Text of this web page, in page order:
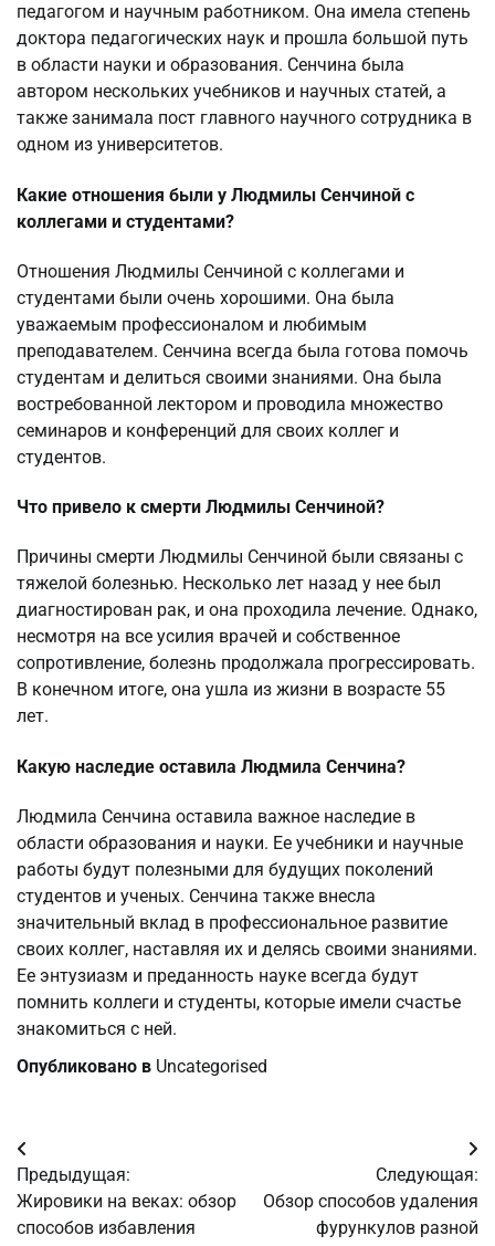
педагогом и научным работником. Она имела степень
доктора педагогических наук и прошла большой путь
в области науки и образования. Сенчина была
автором нескольких учебников и научных статей, а
также занимала пост главного научного сотрудника в
одном из университетов.
Какие отношения были у Людмилы Сенчиной с
коллегами и студентами?
Отношения Людмилы Сенчиной с коллегами и
студентами были очень хорошими. Она была
уважаемым профессионалом и любимым
преподавателем. Сенчина всегда была готова помочь
студентам и делиться своими знаниями. Она была
востребованной лектором и проводила множество
семинаров и конференций для своих коллег и
студентов.
Что привело к смерти Людмилы Сенчиной?
Причины смерти Людмилы Сенчиной были связаны с
тяжелой болезнью. Несколько лет назад у нее был
диагностирован рак, и она проходила лечение. Однако,
несмотря на все усилия врачей и собственное
сопротивление, болезнь продолжала прогрессировать.
В конечном итоге, она ушла из жизни в возрасте 55
лет.
Какую наследие оставила Людмила Сенчина?
Людмила Сенчина оставила важное наследие в
области образования и науки. Ее учебники и научные
работы будут полезными для будущих поколений
студентов и ученых. Сенчина также внесла
значительный вклад в профессиональное развитие
своих коллег, наставляя их и делясь своими знаниями.
Ее энтузиазм и преданность науке всегда будут
помнить коллеги и студенты, которые имели счастье
знакомиться с ней.
Опубликовано в Uncategorised
Навигация
по
записям
Предыдущая:
Жировики на веках: обзор
способов избавления
Следующая:
Обзор способов удаления
фурункулов разной